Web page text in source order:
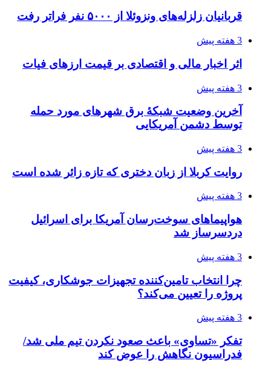
قربانیان زلزله‌های ونزوئلا از ۵۰۰۰ نفر فراتر رفت
3 هفته پیش
اثر اخبار مالی و اقتصادی بر قیمت ارزهای فیات
3 هفته پیش
آخرین وضعیت شبکۀ برق شهرهای مورد حمله
توسط دشمن آمریکایی
3 هفته پیش
روایت کربلا از زبان دختری که تازه زائر شده است
3 هفته پیش
هواپیماهای سوخت‌رسان آمریکا برای اسرائیل
دردسرساز شد
3 هفته پیش
چرا انتخاب تامین‌کننده تجهیزات جوشکاری، کیفیت
پروژه را تعیین می‌کند؟
3 هفته پیش
تفکر «تساوی» باعث صعود نکردن تیم ملی شد/
فدراسیون نگاهش را عوض کند